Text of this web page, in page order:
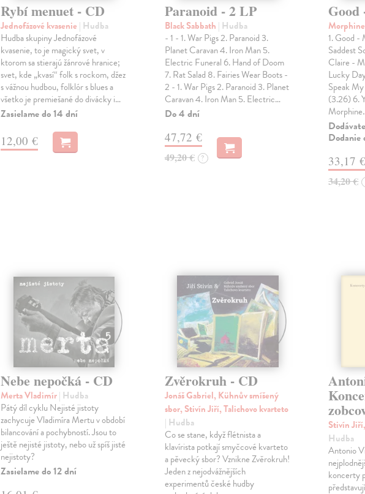
Rybí menuet - CD
Jednofázové kvasenie | Hudba
Hudba skupiny Jednofázové
kvasenie, to je magický svet, v
ktorom sa stierajú žánrové hranice;
svet, kde „kvasí“ folk s rockom, džez
s vážnou hudbou, folklór s blues a
všetko je premiešané do divácky i…
Zasielame do 14 dní
12,00 €
Paranoid - 2 LP
Black Sabbath | Hudba
- 1 - 1. War Pigs 2. Paranoid 3.
Planet Caravan 4. Iron Man 5.
Electric Funeral 6. Hand of Doom
7. Rat Salad 8. Fairies Wear Boots -
2 - 1. War Pigs 2. Paranoid 3. Planet
Caravan 4. Iron Man 5. Electric…
Do 4 dní
47,72 €
49,20 € ?
Good
Morphine
1. Good -
Saddest
Claire -
Lucky
Speak
(3.26) 6.
Dodanie
33,17 €
34,20 €
Nebe nepočká - CD
Merta Vladimír| Hudba
Pátý díl cyklu Nejisté jistoty
zachycuje Vladimíra Mertu v období
bilancování a pochybností. Jsou to
ještě nejisté jistoty, nebo už spíš jisté
nejistoty?
Zasielame do 12 dní
Zvěrokruh - CD
Jonáš Gabriel, Kühnův smíšený
sbor, Stivín Jiří, Talichovo kvarteto
| Hudba
Co se stane, když flétnista a
klavírista potkají smyčcové kvarteto
a pěvecký sbor? Vznikne Zvěrokruh!
Jeden z nejodvážnějších
experimentů české hudby
Stivín
Hudba
Antonio
koncerty